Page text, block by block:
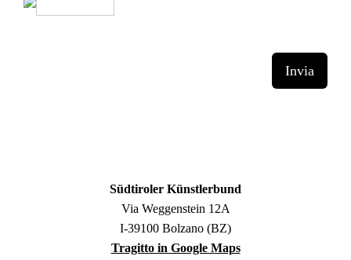
Invia
Südtiroler Künstlerbund
Via Weggenstein 12A
I-39100 Bolzano (BZ)
Tragitto in Google Maps